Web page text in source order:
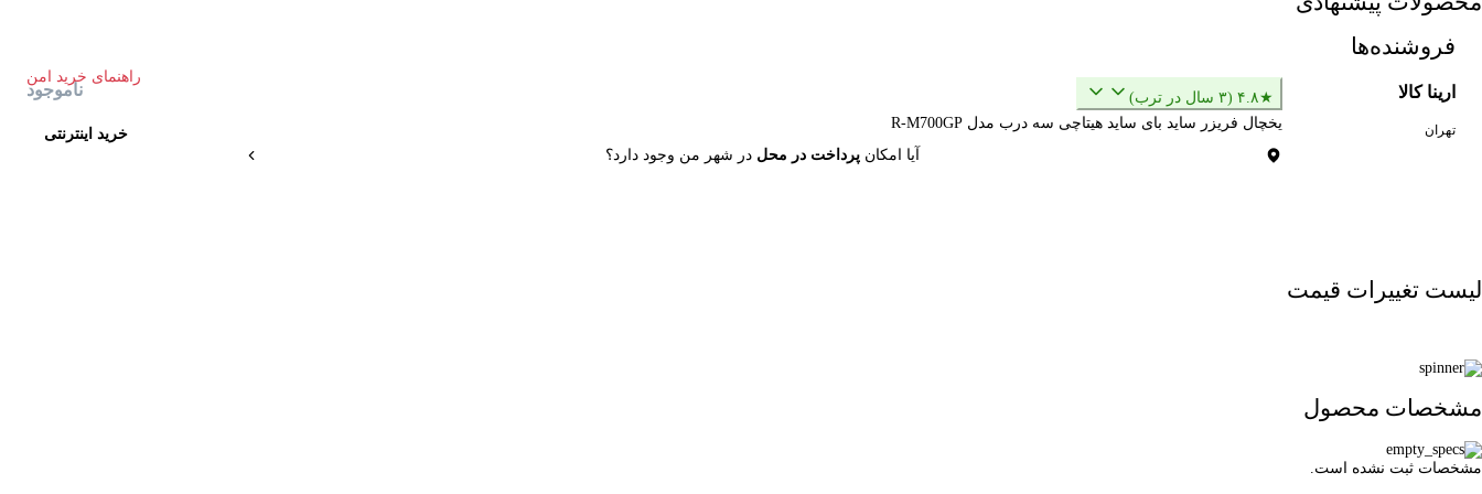
فروشنده‌ها
راهنمای خرید امن
ارینا کالا
تهران
★۴.۸ (۳ سال در ترب)
یخچال فریزر ساید بای ساید هیتاچی سه درب مدل R-M700GP
آیا امکانپرداخت در محل در شهر من وجود دارد؟
ناموجود
خرید اینترنتی
لیست تغییرات قیمت
مشخصات محصول
مشخصات ثبت نشده است.